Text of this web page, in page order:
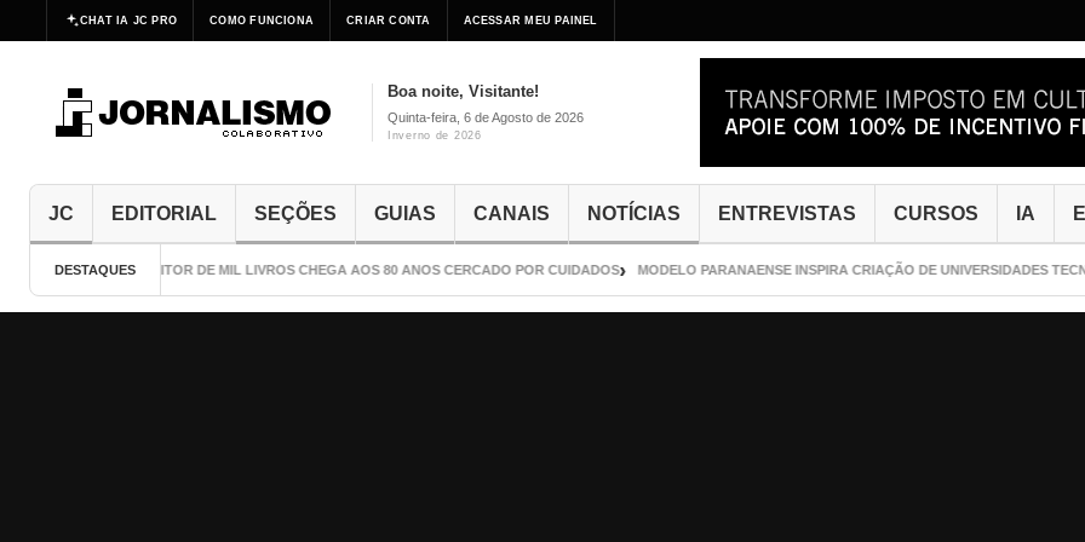
CHAT IA JC PRO COMO FUNCIONA CRIAR CONTA ACESSAR MEU PAINEL
Boa noite, Visitante!
Quinta-feira, 6 de Agosto de 2026
Inverno de 2026
JC EDITORIAL SEÇÕES GUIAS CANAIS NOTÍCIAS ENTREVISTAS CURSOS IA
DESTAQUES
O ESCRITOR DE MIL LIVROS CHEGA AOS 80 ANOS CERCADO POR CUIDADOS MODELO PARANAENSE INSPIRA CRIAÇÃO DE UNIVERSIDADES